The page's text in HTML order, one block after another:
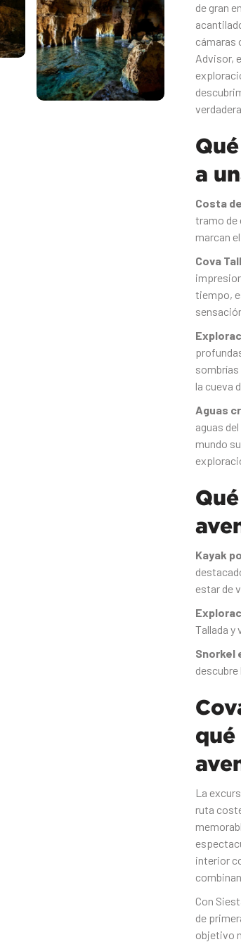
de gran
cámaras
Advisor,
a
Costa
tramo de
marcan
Cova
tiempo,
la cueva
Aguas
aguas
mundo
Kayak
estar de
Tallada y
Snorkel
descubre
La
ruta
interior
Con
de
objetivo